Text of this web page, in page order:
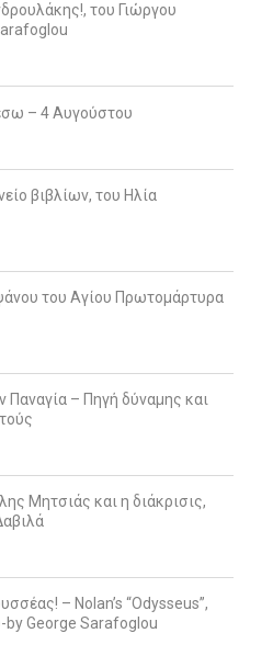
του Γιώργου
– 4 Αυγούστου
βιβλίων, του Ηλία
του Αγίου Πρωτομάρτυρα
Παναγία – Πηγή δύναμης και
Μητσιάς και η διάκρισις,
– Nolan’s “Odysseus”,
George Sarafoglou